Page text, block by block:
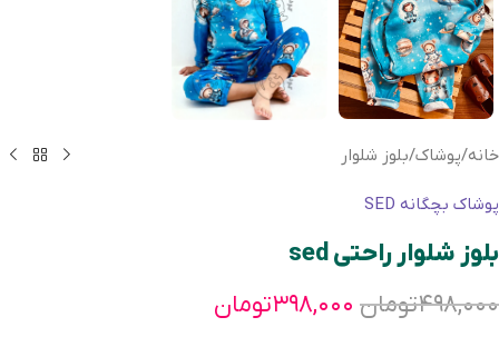
خانه/پوشاک/بلوز شلوار
پوشاک بچگانه SED
بلوز شلوار راحتی sed
۴۹۸,۰۰۰تومان ۳۹۸,۰۰۰تومان